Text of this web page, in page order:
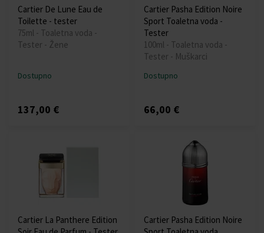
Cartier De Lune Eau de
Toilette - tester
75ml - Toaletna voda -
Tester - Žene
Dostupno
137,00 €
Cartier Pasha Edition Noire
Sport Toaletna voda -
Tester
100ml - Toaletna voda -
Tester - Muškarci
Dostupno
66,00 €
Cartier La Panthere Edition
Cartier Pasha Edition Noire